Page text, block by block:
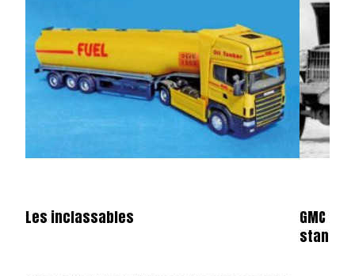
Les inclassables
GMC